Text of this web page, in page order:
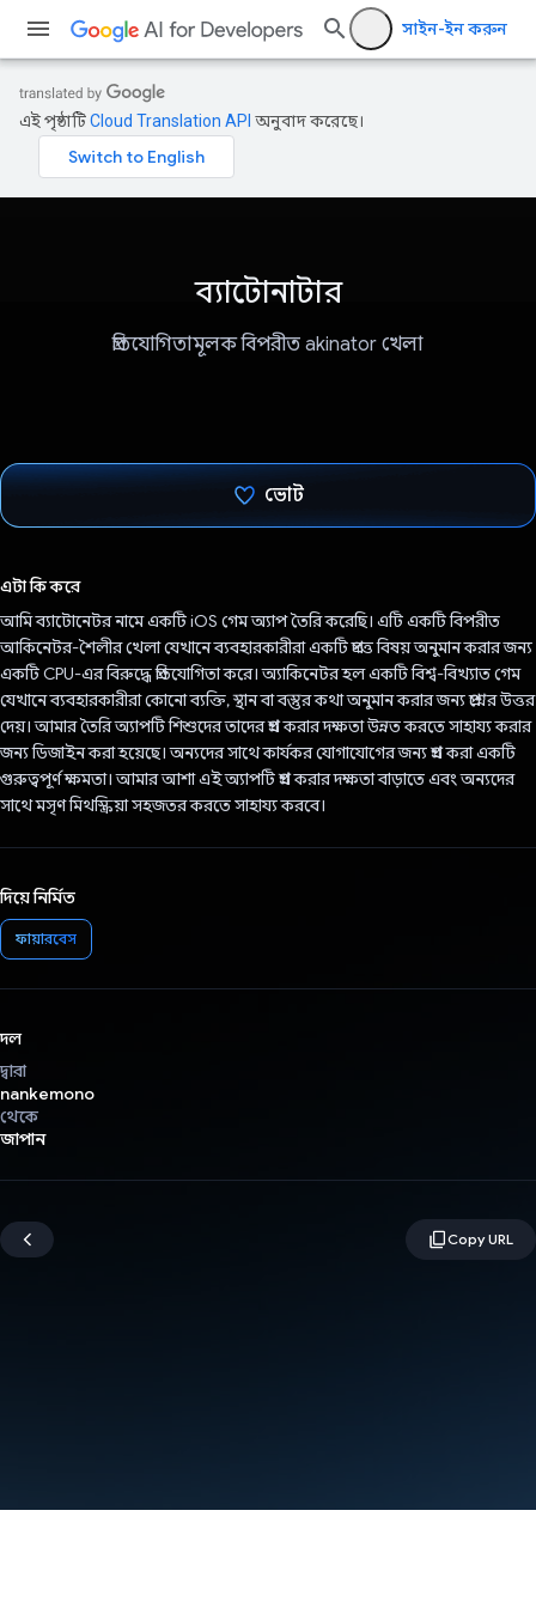
সাইন-ইন করুন
এই পৃষ্ঠাটিCloud Translation API অনুবাদ করেছে।
ব্যাটোনাটার
প্রতিযোগিতামূলক বিপরীত akinator খেলা
ভোট
এটা কি করে
আমি ব্যাটোনেটর নামে একটি iOS গেম অ্যাপ তৈরি করেছি। এটি একটি বিপরীত
আকিনেটর-শৈলীর খেলা যেখানে ব্যবহারকারীরা একটি প্রদত্ত বিষয় অনুমান করার জন্য
একটি CPU-এর বিরুদ্ধে প্রতিযোগিতা করে। অ্যাকিনেটর হল একটি বিশ্ব-বিখ্যাত গেম
যেখানে ব্যবহারকারীরা কোনো ব্যক্তি, স্থান বা বস্তুর কথা অনুমান করার জন্য প্রশ্নের উত্তর
দেয়। আমার তৈরি অ্যাপটি শিশুদের তাদের প্রশ্ন করার দক্ষতা উন্নত করতে সাহায্য করার
জন্য ডিজাইন করা হয়েছে। অন্যদের সাথে কার্যকর যোগাযোগের জন্য প্রশ্ন করা একটি
গুরুত্বপূর্ণ ক্ষমতা। আমার আশা এই অ্যাপটি প্রশ্ন করার দক্ষতা বাড়াতে এবং অন্যদের
সাথে মসৃণ মিথস্ক্রিয়া সহজতর করতে সাহায্য করবে।
দিয়ে নির্মিত
ফায়ারবেস
দল
দ্বারা
nankemono
থেকে
জাপান